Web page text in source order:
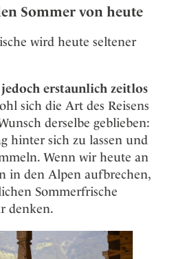
Sommer von heute
wird heute seltener
erstaunlich zeitlos
sich die Art des Reisens
derselbe geblieben:
hinter sich zu lassen und
Wenn wir heute an
in den Alpen aufbrechen,
Sommerfrische
denken.